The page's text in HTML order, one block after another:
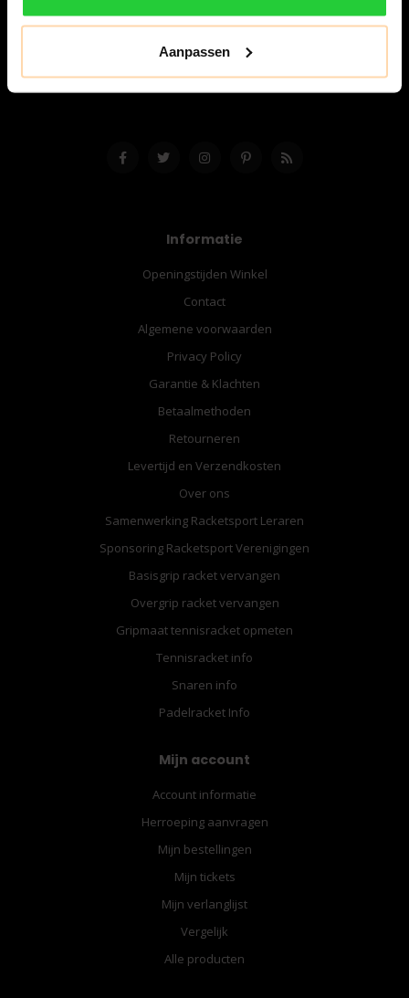
Aanpassen
06-57276080
info@bespanracket.nl
Informatie
Openingstijden Winkel
Contact
Algemene voorwaarden
Privacy Policy
Garantie & Klachten
Betaalmethoden
Retourneren
Levertijd en Verzendkosten
Over ons
Samenwerking Racketsport Leraren
Sponsoring Racketsport Verenigingen
Basisgrip racket vervangen
Overgrip racket vervangen
Gripmaat tennisracket opmeten
Tennisracket info
Snaren info
Padelracket Info
Mijn account
Account informatie
Herroeping aanvragen
Mijn bestellingen
Mijn tickets
Mijn verlanglijst
Vergelijk
Alle producten